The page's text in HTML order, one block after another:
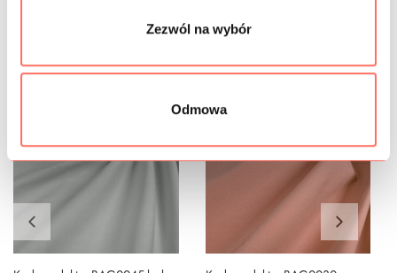
Zezwól na wybór
Odmowa
Podobne produkty